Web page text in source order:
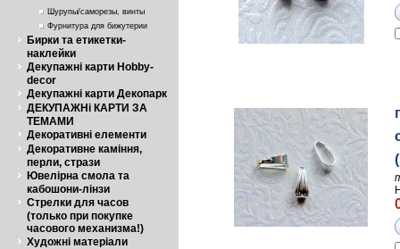
Шурупы/саморезы, винты
Фурнитура для бижутерии
Бирки та етикетки-
наклейки
Декупажні карти Hobby-
decor
Декупажні карти Декопарк
ДЕКУПАЖНі КАРТИ ЗА
ТЕМАМИ
Декоративні елементи
Декоративне каміння,
перли, стрази
Ювелірна смола та
кабошони-лінзи
Стрелки для часов
(только при покупке
часового механизма!)
Художні матеріали